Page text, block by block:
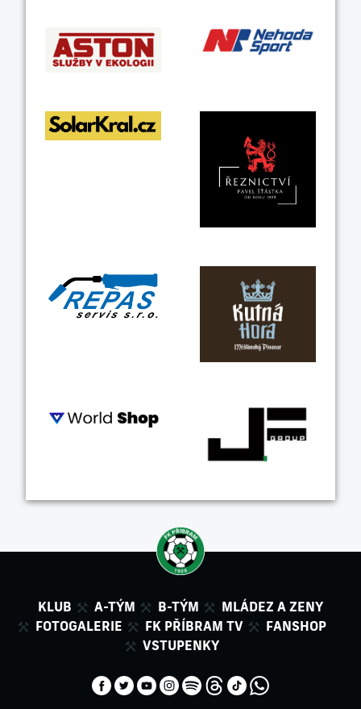
KLUB A-TÝM B-TÝM
MLÁDEZ A ZENY
FOTOGALERIE
FK PŘÍBRAM TV
FANSHOP
VSTUPENKY